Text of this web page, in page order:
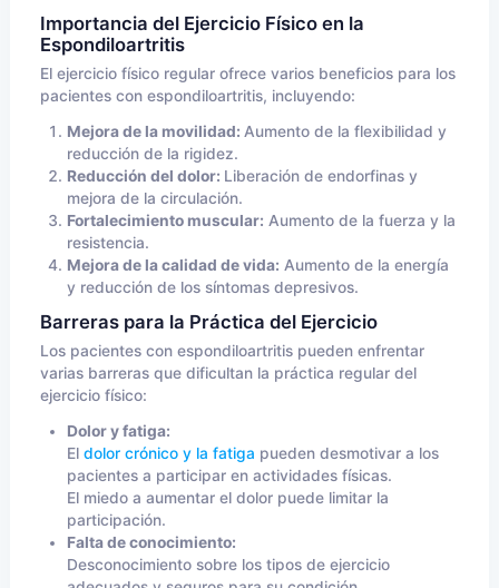
Importancia del Ejercicio Físico en la
Espondiloartritis
El ejercicio físico regular ofrece varios beneficios para los
pacientes con espondiloartritis, incluyendo:
Mejora de la movilidad: Aumento de la flexibilidad y
reducción de la rigidez.
Reducción del dolor: Liberación de endorfinas y
mejora de la circulación.
Fortalecimiento muscular: Aumento de la fuerza y la
resistencia.
Mejora de la calidad de vida: Aumento de la energía
y reducción de los síntomas depresivos.
Barreras para la Práctica del Ejercicio
Los pacientes con espondiloartritis pueden enfrentar
varias barreras que dificultan la práctica regular del
ejercicio físico:
Dolor y fatiga:
El dolor crónico y la fatiga pueden desmotivar a los
pacientes a participar en actividades físicas.
El miedo a aumentar el dolor puede limitar la
participación.
Falta de conocimiento:
Desconocimiento sobre los tipos de ejercicio